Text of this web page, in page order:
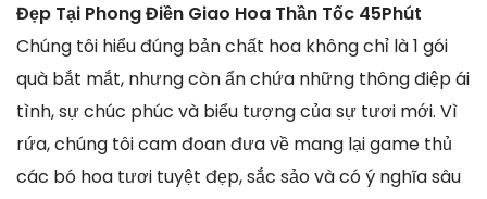
Đẹp Tại Phong Điền Giao Hoa Thần Tốc 45Phút
Chúng tôi hiểu đúng bản chất hoa không chỉ là 1 gói
quà bắt mắt, nhưng còn ẩn chứa những thông điệp ái
tình, sự chúc phúc và biểu tượng của sự tươi mới. Vì
rứa, chúng tôi cam đoan đưa về mang lại game thủ
các bó hoa tươi tuyệt đẹp, sắc sảo và có ý nghĩa sâu